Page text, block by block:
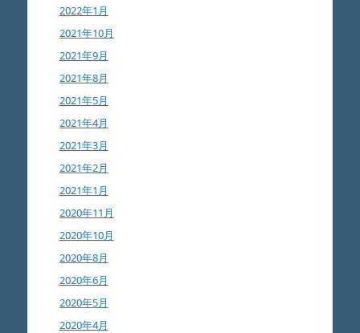
2022年1月
2021年10月
2021年9月
2021年8月
2021年5月
2021年4月
2021年3月
2021年2月
2021年1月
2020年11月
2020年10月
2020年8月
2020年6月
2020年5月
2020年4月